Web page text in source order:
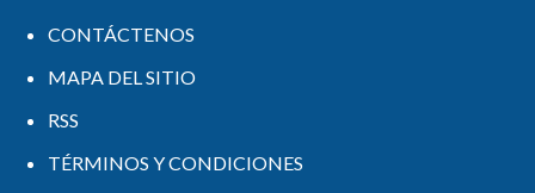
CONTÁCTENOS
MAPA DEL SITIO
RSS
TÉRMINOS Y CONDICIONES